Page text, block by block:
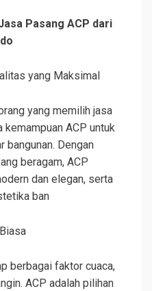
Pasang ACP dari
yang Maksimal
yang memilih jasa
kemampuan ACP untuk
bangunan. Dengan
beragam, ACP
dan elegan, serta
ban
berbagai faktor cuaca,
ACP adalah pilihan